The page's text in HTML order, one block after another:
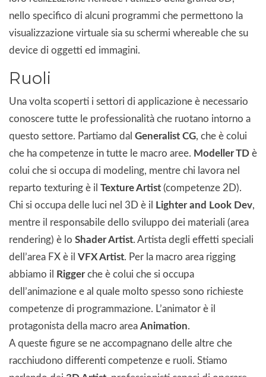
nello specifico di alcuni programmi che permettono la
visualizzazione virtuale sia su schermi whereable che su
device di oggetti ed immagini.
Ruoli
Una volta scoperti i settori di applicazione è necessario
conoscere tutte le professionalità che ruotano intorno a
questo settore. Partiamo dal Generalist CG, che è colui
che ha competenze in tutte le macro aree. Modeller TD è
colui che si occupa di modeling, mentre chi lavora nel
reparto texturing è il Texture Artist (competenze 2D).
Chi si occupa delle luci nel 3D è il
Lighter and Look Dev,
mentre il responsabile dello sviluppo dei materiali (area
rendering) è lo Shader Artist. Artista degli effetti speciali
dell’area FX è il VFX Artist. Per la macro area rigging
abbiamo il
Riggerche è colui che si occupa
dell’animazione e al quale molto spesso sono richieste
competenze di programmazione. L’animator è il
protagonista della macro area Animation.
A queste figure se ne accompagnano delle altre che
racchiudono differenti competenze e ruoli. Stiamo